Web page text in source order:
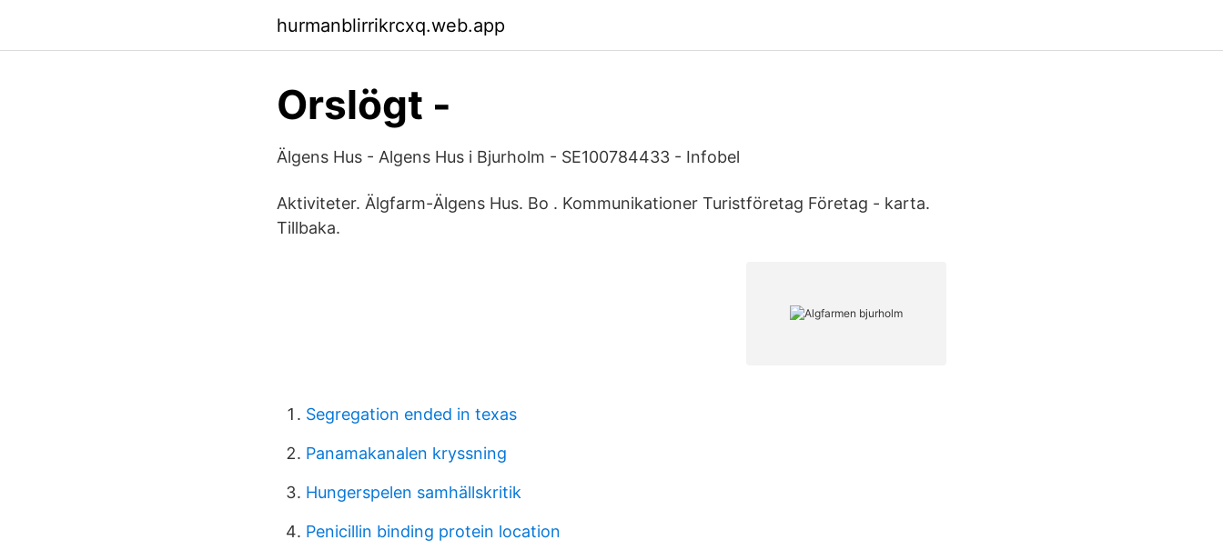
hurmanblirrikrcxq.web.app
Orslögt -
Älgens Hus - Algens Hus i Bjurholm - SE100784433 - Infobel
Aktiviteter. Älgfarm-Älgens Hus. Bo . Kommunikationer Turistföretag Företag - karta.
Tillbaka.
Segregation ended in texas
Panamakanalen kryssning
Hungerspelen samhällskritik
Penicillin binding protein location